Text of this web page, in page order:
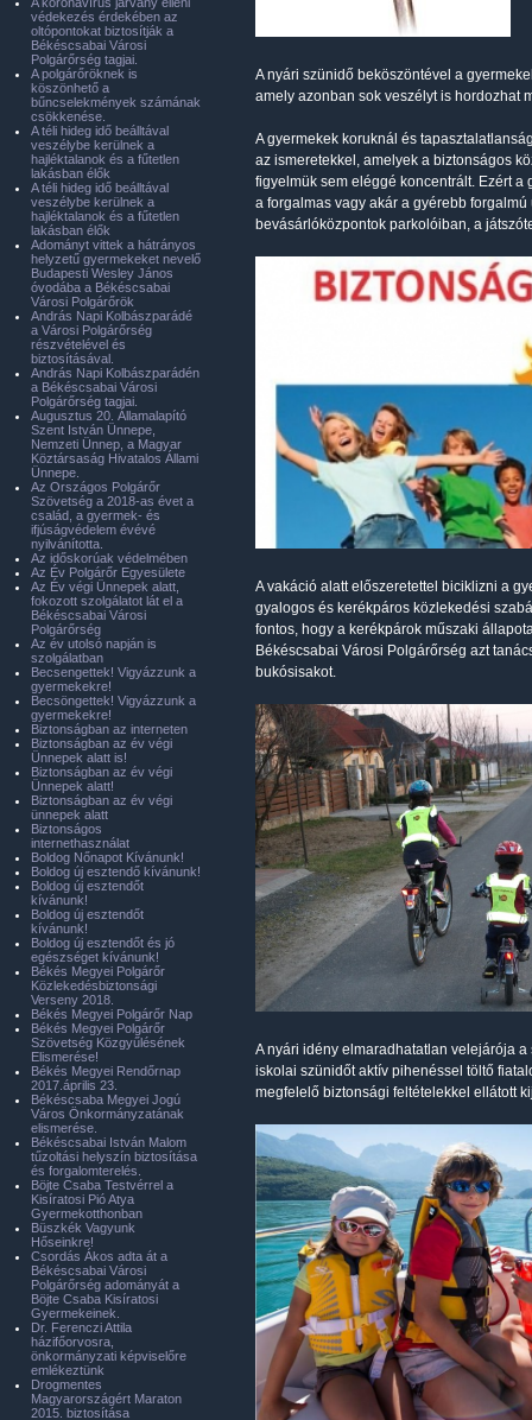
A nyári szünidő beköszöntével a
amely azonban sok veszélyt is hordozhat
A gyermekek koruknál és
az ismeretekkel, amelyek a biztonságos
figyelmük sem eléggé koncentrált. Ezért
a forgalmas vagy akár a gyérebb
bevásárlóközpontok parkolóiban, a
A vakáció alatt előszeretettel biciklizni a
gyalogos és kerékpáros közlekedési
fontos, hogy a kerékpárok műszaki
Békéscsabai Városi Polgárőrség azt
bukósisakot.
A nyári idény elmaradhatatlan velejárója
iskolai szünidőt aktív pihenéssel töltő
megfelelő biztonsági feltételekkel ellátott
védekezés érdekében az
oltópontokat biztosítják a
Békéscsabai Városi
Polgárőrség tagjai.
A polgárőröknek is
köszönhető a
bűncselekmények számának
csökkenése.
A téli hideg idő beálltával
veszélybe kerülnek a
hajléktalanok és a fűtetlen
lakásban élők
A téli hideg idő beálltával
veszélybe kerülnek a
hajléktalanok és a fűtetlen
lakásban élők
Adományt vittek a hátrányos
helyzetű gyermekeket nevelő
Budapesti Wesley János
óvodába a Békéscsabai
Városi Polgárőrök
András Napi Kolbászparádé
a Városi Polgárőrség
részvételével és
biztosításával.
András Napi Kolbászparádén
a Békéscsabai Városi
Polgárőrség tagjai.
Augusztus 20. Államalapító
Szent István Ünnepe,
Nemzeti Ünnep, a Magyar
Köztársaság Hivatalos Állami
Ünnepe.
Az Országos Polgárőr
Szövetség a 2018-as évet a
család, a gyermek- és
ifjúságvédelem évévé
nyilvánította.
Az időskorúak védelmében
Az Év Polgárőr Egyesülete
Az Év végi Ünnepek alatt,
fokozott szolgálatot lát el a
Békéscsabai Városi
Polgárőrség
Az év utolsó napján is
szolgálatban
Becsengettek! Vigyázzunk a
gyermekekre!
Becsöngettek! Vigyázzunk a
gyermekekre!
Biztonságban az interneten
Biztonságban az év végi
Ünnepek alatt is!
Biztonságban az év végi
Ünnepek alatt!
Biztonságban az év végi
ünnepek alatt
Biztonságos
internethasználat
Boldog Nőnapot Kívánunk!
Boldog új esztendő kívánunk!
Boldog új esztendőt
kívánunk!
Boldog új esztendőt
kívánunk!
Boldog új esztendőt és jó
egészséget kívánunk!
Békés Megyei Polgárőr
Közlekedésbiztonsági
Verseny 2018.
Békés Megyei Polgárőr Nap
Békés Megyei Polgárőr
Szövetség Közgyűlésének
Elismerése!
Békés Megyei Rendőrnap
2017.április 23.
Békéscsaba Megyei Jogú
Város Önkormányzatának
elismerése.
Békéscsabai István Malom
tűzoltási helyszín biztosítása
és forgalomterelés.
Böjte Csaba Testvérrel a
Kisíratosi Pió Atya
Gyermekotthonban
Büszkék Vagyunk
Hőseinkre!
Csordás Ákos adta át a
Békéscsabai Városi
Polgárőrség adományát a
Böjte Csaba Kisíratosi
Gyermekeinek.
Dr. Ferenczi Attila
házifőorvosra,
önkormányzati képviselőre
emlékeztünk
Drogmentes
Magyarországért Maraton
2015. biztosítása